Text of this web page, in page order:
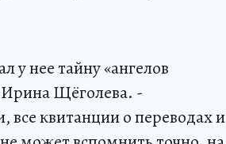
нее тайну «ангелов
Ирина Щёголева. -
все квитанции о переводах и